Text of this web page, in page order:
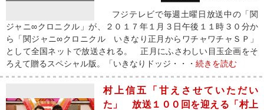
フジテレビで毎週土曜日放送中の「関
ジャニ∞クロニクル」が、２０１７年１月３日午後１１時３０分か
ら「関ジャニ∞クロニクル いきなり正月からワチャワチャＳＰ」
として全国ネットで放送される。 正月にふさわしい目玉企画をそ
ろえて贈るスペシャル版。「いきなりドッジ・・・ 続きを読む
村上信五「甘えさせていただい
た」 放送１００回を迎える「村上